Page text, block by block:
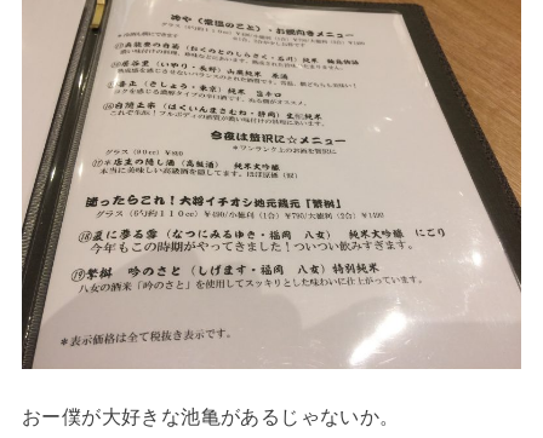
おー僕が大好きな池亀があるじゃないか。